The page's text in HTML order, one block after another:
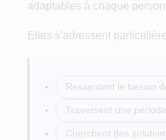
adaptables à chaque
Elles s’adressent
Ressentent le besoin
Traversent une
Cherchent des